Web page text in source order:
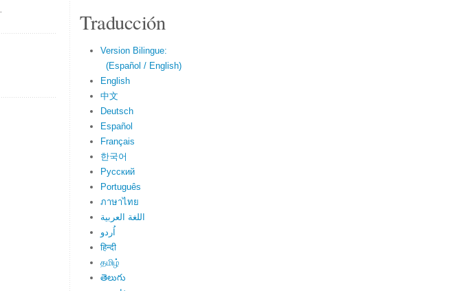
Traducción
Version Bilingue:
(Español / English)
English
中文
Deutsch
Español
Français
한국어
Русский
Português
ภาษาไทย
اللغة العربية
اُردو
हिन्दी
தமிழ்
తెలుగు